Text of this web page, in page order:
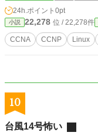
24h.ポイント 0pt
小説 22,278 位 / 22,278件
CCNA CCNP Linux
10
台風14号怖い